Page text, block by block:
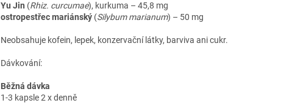
Yu Jin (Rhiz. curcumae), kurkuma – 45,8 mg
ostropestřec mariánský (Silybum marianum) – 50 mg
Neobsahuje kofein, lepek, konzervační látky, barviva ani cukr.
Dávkování:
Běžná dávka
1-3 kapsle 2 x denně